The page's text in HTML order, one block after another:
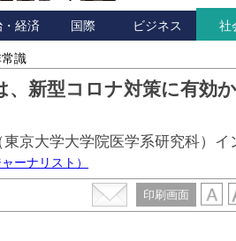
・経済 国際 ビジネス 社
識
、新型コロナ対策に有効
京大学大学院医学系研究科）イ
ャーナリスト）
印刷画面